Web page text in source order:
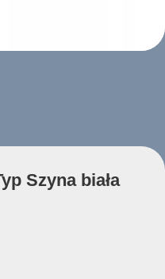
Szyna biała